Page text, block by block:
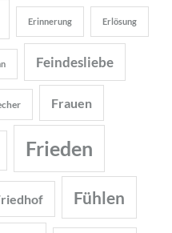
Erinnerung Erlösung
Feindesliebe
Frauen
Frieden
Fühlen